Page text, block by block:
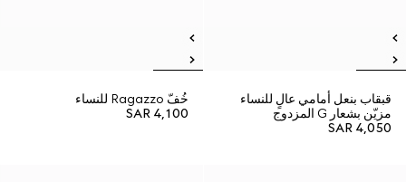
قبقاب بنعل أمامي عالٍ للنساء
مزيّن بشعار G المزدوج
SAR 4,050
خُفّ Ragazzo للنساء
SAR 4,100